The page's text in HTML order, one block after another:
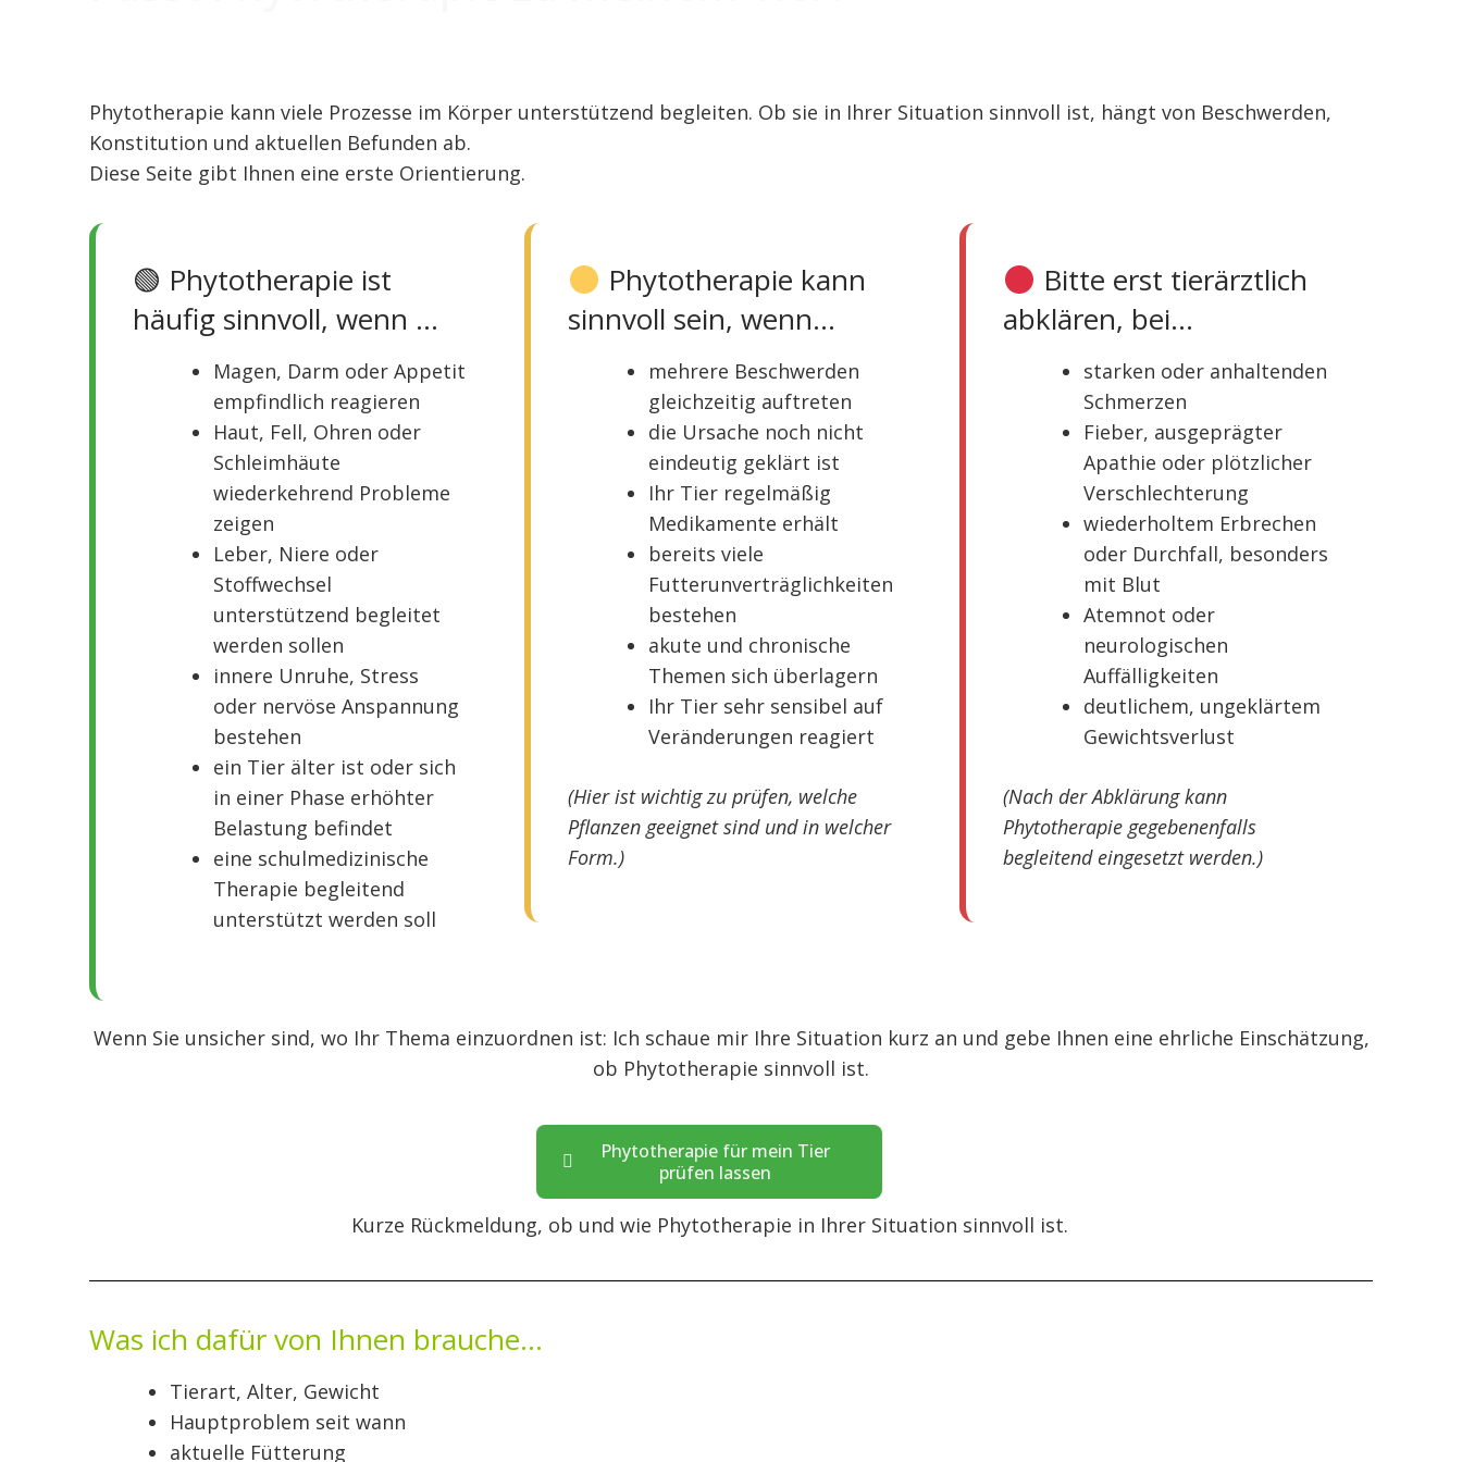
Phytotherapie kann viele Prozesse im Körper unterstützend begleiten. Ob sie in Ihrer Situation sinnvoll ist, hängt von Beschwerden,
Konstitution und aktuellen Befunden ab.
Diese Seite gibt Ihnen eine erste Orientierung.
🟢 Phytotherapie ist
häufig sinnvoll, wenn …
Magen, Darm oder Appetit
empfindlich reagieren
Haut, Fell, Ohren oder
Schleimhäute
wiederkehrend Probleme
zeigen
Leber, Niere oder
Stoffwechsel
unterstützend begleitet
werden sollen
innere Unruhe, Stress
oder nervöse Anspannung
bestehen
ein Tier älter ist oder sich
in einer Phase erhöhter
Belastung befindet
eine schulmedizinische
Therapie begleitend
unterstützt werden soll
Phytotherapie kann
sinnvoll sein, wenn…
mehrere Beschwerden
gleichzeitig auftreten
die Ursache noch nicht
eindeutig geklärt ist
Ihr Tier regelmäßig
Medikamente erhält
bereits viele
Futterunverträglichkeiten
bestehen
akute und chronische
Themen sich überlagern
Ihr Tier sehr sensibel auf
Veränderungen reagiert
(Hier ist wichtig zu prüfen, welche
Pflanzen geeignet sind und in welcher
Form.)
Bitte erst tierärztlich
abklären, bei...
starken oder anhaltenden
Schmerzen
Fieber, ausgeprägter
Apathie oder plötzlicher
Verschlechterung
wiederholtem Erbrechen
oder Durchfall, besonders
mit Blut
Atemnot oder
neurologischen
Auffälligkeiten
deutlichem, ungeklärtem
Gewichtsverlust
(Nach der Abklärung kann
Phytotherapie gegebenenfalls
begleitend eingesetzt werden.)
Wenn Sie unsicher sind, wo Ihr Thema einzuordnen ist: Ich schaue mir Ihre Situation kurz an und gebe Ihnen eine ehrliche Einschätzung,
ob Phytotherapie sinnvoll ist.
Phytotherapie für mein Tier
prüfen lassen
Kurze Rückmeldung, ob und wie Phytotherapie in Ihrer Situation sinnvoll ist.
Was ich dafür von Ihnen brauche...
Tierart, Alter, Gewicht
Hauptproblem seit wann
aktuelle Fütterung